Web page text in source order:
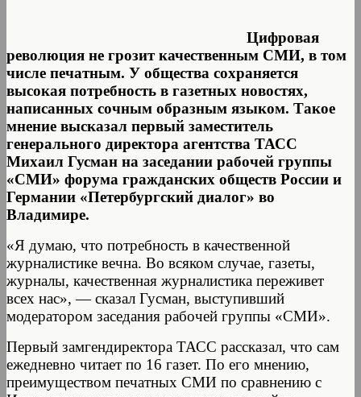
Цифровая
революция не грозит качественным СМИ, в том
числе печатным. У общества сохраняется
высокая потребность в газетных новостях,
написанных сочным образным языком. Такое
мнение высказал первый заместитель
генерального директора агентства ТАСС
Михаил Гусман на заседании рабочей группы
«СМИ» форума гражданских обществ России и
Германии «Петербургский диалог» во
Владимире.
«Я думаю, что потребность в качественной
журналистике вечна. Во всяком случае, газеты,
журналы, качественная журналистика переживет
всех нас», — сказал Гусман, выступивший
модератором заседания рабочей группы «СМИ».
Первый замгендиректора ТАСС рассказал, что сам
ежедневно читает по 16 газет. По его мнению,
преимуществом печатных СМИ по сравнению с